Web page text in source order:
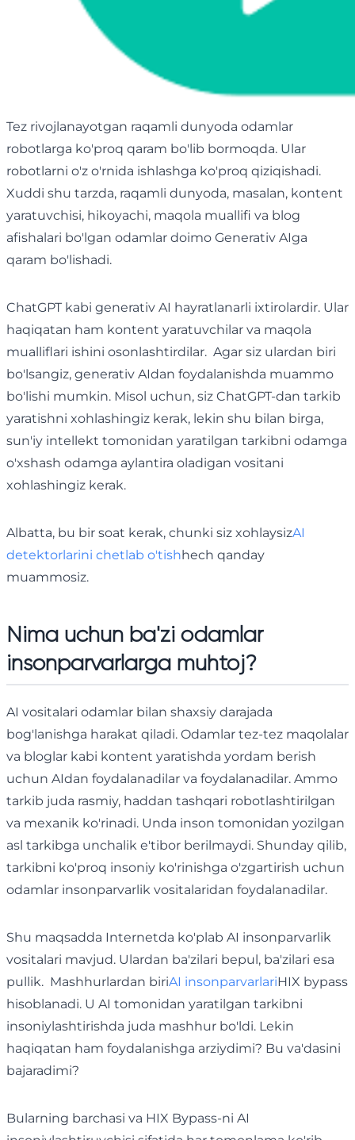
Tez rivojlanayotgan raqamli dunyoda odamlar
robotlarga ko'proq qaram bo'lib bormoqda. Ular
robotlarni o'z o'rnida ishlashga ko'proq qiziqishadi.
Xuddi shu tarzda, raqamli dunyoda, masalan, kontent
yaratuvchisi, hikoyachi, maqola muallifi va blog
afishalari bo'lgan odamlar doimo Generativ AIga
qaram bo'lishadi.
ChatGPT kabi generativ AI hayratlanarli ixtirolardir. Ular
haqiqatan ham kontent yaratuvchilar va maqola
mualliflari ishini osonlashtirdilar. Agar siz ulardan biri
bo'lsangiz, generativ AIdan foydalanishda muammo
bo'lishi mumkin. Misol uchun, siz ChatGPT-dan tarkib
yaratishni xohlashingiz kerak, lekin shu bilan birga,
sun'iy intellekt tomonidan yaratilgan tarkibni odamga
o'xshash odamga aylantira oladigan vositani
xohlashingiz kerak.
Albatta, bu bir soat kerak, chunki siz xohlaysizAI
detektorlarini chetlab o'tishhech qanday
muammosiz.
Nima uchun ba'zi odamlar
insonparvarlarga muhtoj?
AI vositalari odamlar bilan shaxsiy darajada
bog'lanishga harakat qiladi. Odamlar tez-tez maqolalar
va bloglar kabi kontent yaratishda yordam berish
uchun AIdan foydalanadilar va foydalanadilar. Ammo
tarkib juda rasmiy, haddan tashqari robotlashtirilgan
va mexanik ko'rinadi. Unda inson tomonidan yozilgan
asl tarkibga unchalik e'tibor berilmaydi. Shunday qilib,
tarkibni ko'proq insoniy ko'rinishga o'zgartirish uchun
odamlar insonparvarlik vositalaridan foydalanadilar.
Shu maqsadda Internetda ko'plab AI insonparvarlik
vositalari mavjud. Ulardan ba'zilari bepul, ba'zilari esa
pullik. Mashhurlardan biriAI insonparvarlariHIX bypass
hisoblanadi. U AI tomonidan yaratilgan tarkibni
insoniylashtirishda juda mashhur bo'ldi. Lekin
haqiqatan ham foydalanishga arziydimi? Bu va'dasini
bajaradimi?
Bularning barchasi va HIX Bypass-ni AI